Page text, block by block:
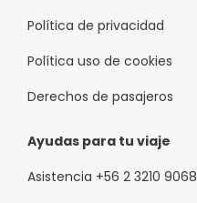
Política de privacidad
Política uso de cookies
Derechos de pasajeros
Ayudas para tu viaje
Asistencia +56 2 3210 9068